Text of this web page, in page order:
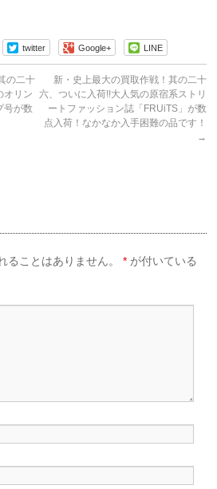
twitter Google+ LINE
の二十
オリン
号が数
新・史上最大の買取作戦！其の二十
六、ついに入荷!!大人気の原宿系ストリ
ートファッション誌「FRUiTS」が数
点入荷！なかなか入手困難の品です！
→
ることはありません。 * が付いている